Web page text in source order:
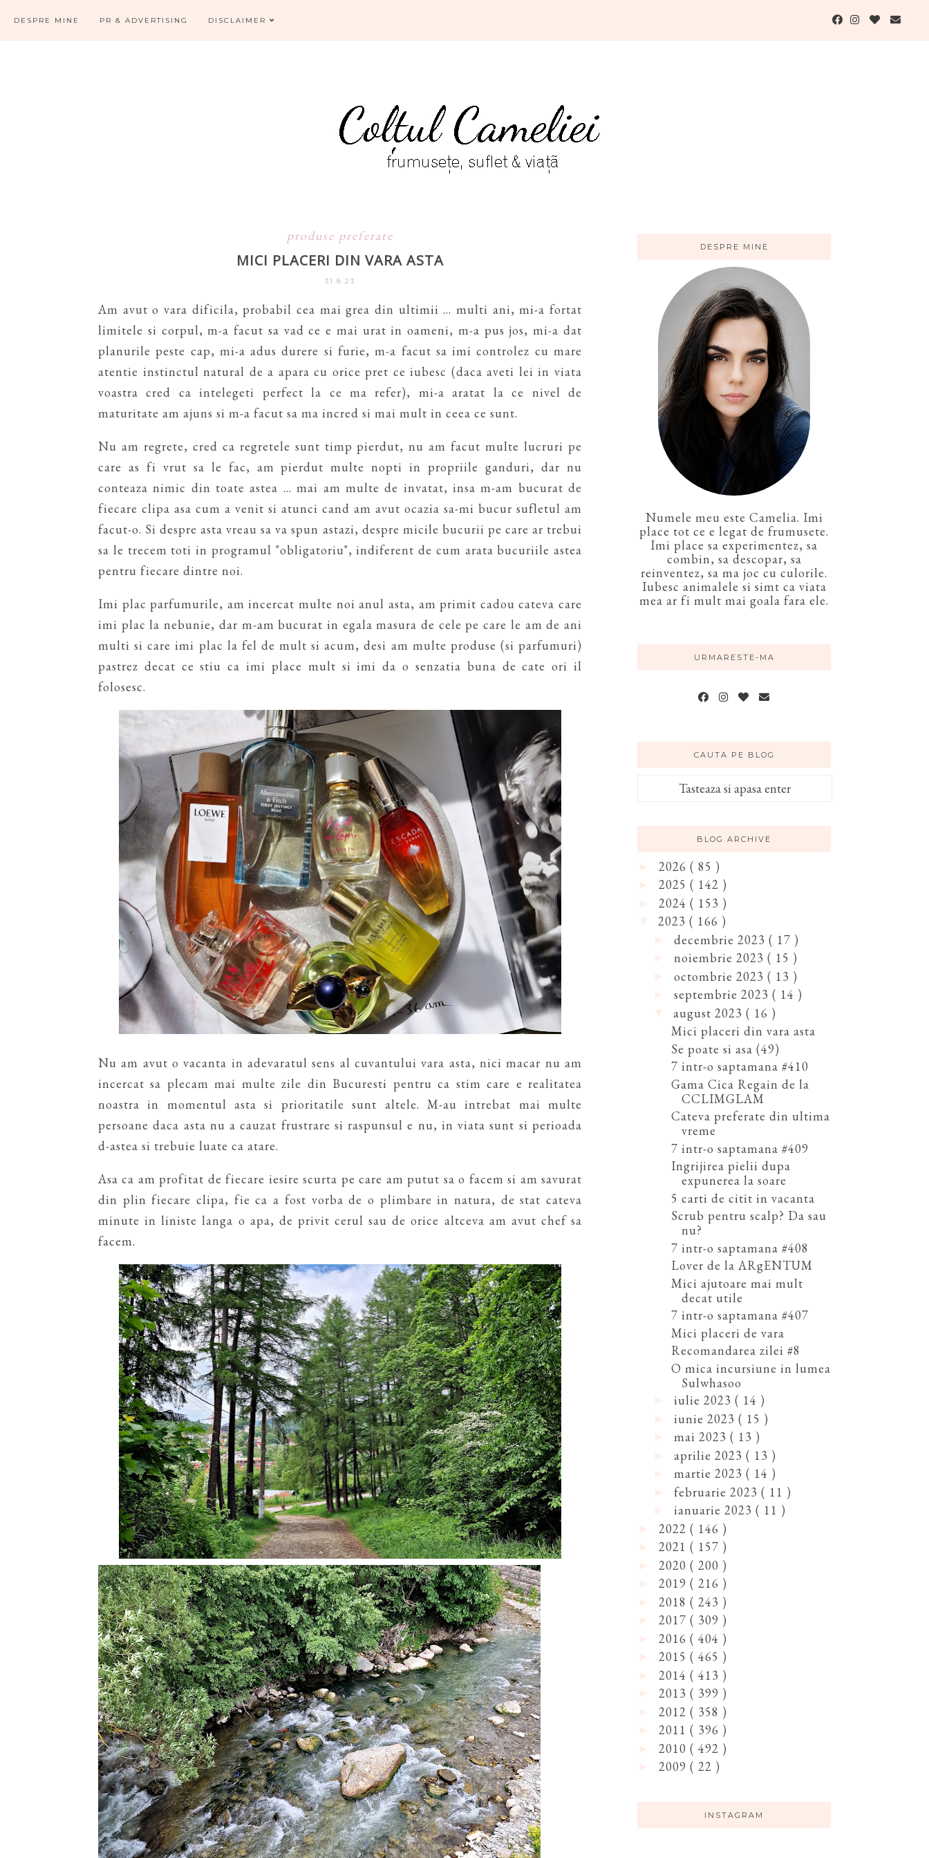
DESPRE MINE PR & ADVERTISING DISCLAIMER
produse preferate
MICI PLACERI DIN VARA ASTA
31.8.23
Am avut o vara dificila, probabil cea mai grea din ultimii ... multi ani, mi-a fortat
limitele si corpul, m-a facut sa vad ce e mai urat in oameni, m-a pus jos, mi-a dat
planurile peste cap, mi-a adus durere si furie, m-a facut sa imi controlez cu mare
atentie instinctul natural de a apara cu orice pret ce iubesc (daca aveti lei in viata
voastra cred ca intelegeti perfect la ce ma refer), mi-a aratat la ce nivel de
maturitate am ajuns si m-a facut sa ma incred si mai mult in ceea ce sunt.
Nu am regrete, cred ca regretele sunt timp pierdut, nu am facut multe lucruri pe
care as fi vrut sa le fac, am pierdut multe nopti in propriile ganduri, dar nu
conteaza nimic din toate astea ... mai am multe de invatat, insa m-am bucurat de
fiecare clipa asa cum a venit si atunci cand am avut ocazia sa-mi bucur sufletul am
facut-o. Si despre asta vreau sa va spun astazi, despre micile bucurii pe care ar trebui
sa le trecem toti in programul "obligatoriu", indiferent de cum arata bucuriile astea
pentru fiecare dintre noi.
Imi plac parfumurile, am incercat multe noi anul asta, am primit cadou cateva care
imi plac la nebunie, dar m-am bucurat in egala masura de cele pe care le am de ani
multi si care imi plac la fel de mult si acum, desi am multe produse (si parfumuri)
pastrez decat ce stiu ca imi place mult si imi da o senzatia buna de cate ori il
folosesc.
Nu am avut o vacanta in adevaratul sens al cuvantului vara asta, nici macar nu am
incercat sa plecam mai multe zile din Bucuresti pentru ca stim care e realitatea
noastra in momentul asta si prioritatile sunt altele. M-au intrebat mai multe
persoane daca asta nu a cauzat frustrare si raspunsul e nu, in viata sunt si perioada
d-astea si trebuie luate ca atare.
Asa ca am profitat de fiecare iesire scurta pe care am putut sa o facem si am savurat
din plin fiecare clipa, fie ca a fost vorba de o plimbare in natura, de stat cateva
minute in liniste langa o apa, de privit cerul sau de orice altceva am avut chef sa
facem.
DESPRE MINE
Numele meu este Camelia. Imi
place tot ce e legat de frumusete.
Imi place sa experimentez, sa
combin, sa descopar, sa
reinventez, sa ma joc cu culorile.
Iubesc animalele si simt ca viata
mea ar fi mult mai goala fara ele.
URMARESTE-MA
CAUTA PE BLOG
BLOG ARCHIVE
2026 ( 85 )
2025 ( 142 )
2024 ( 153 )
2023 ( 166 )
decembrie 2023 ( 17 )
noiembrie 2023 ( 15 )
octombrie 2023 ( 13 )
septembrie 2023 ( 14 )
august 2023 ( 16 )
Mici placeri din vara asta
Se poate si asa (49)
7 intr-o saptamana #410
Gama Cica Regain de la
CCLIMGLAM
Cateva preferate din ultima
vreme
7 intr-o saptamana #409
Ingrijirea pielii dupa
expunerea la soare
5 carti de citit in vacanta
Scrub pentru scalp? Da sau
nu?
7 intr-o saptamana #408
Lover de la ARgENTUM
Mici ajutoare mai mult
decat utile
7 intr-o saptamana #407
Mici placeri de vara
Recomandarea zilei #8
O mica incursiune in lumea
Sulwhasoo
iulie 2023 ( 14 )
iunie 2023 ( 15 )
mai 2023 ( 13 )
aprilie 2023 ( 13 )
martie 2023 ( 14 )
februarie 2023 ( 11 )
ianuarie 2023 ( 11 )
2022 ( 146 )
2021 ( 157 )
2020 ( 200 )
2019 ( 216 )
2018 ( 243 )
2017 ( 309 )
2016 ( 404 )
2015 ( 465 )
2014 ( 413 )
2013 ( 399 )
2012 ( 358 )
2011 ( 396 )
2010 ( 492 )
2009 ( 22 )
INSTAGRAM